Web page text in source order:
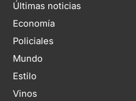
Últimas noticias
Economía
Policiales
Mundo
Estilo
Vinos